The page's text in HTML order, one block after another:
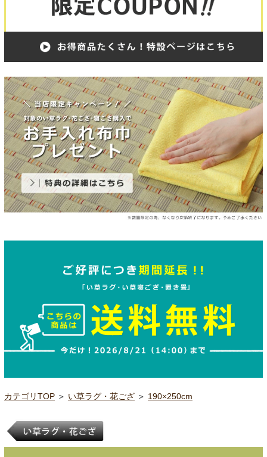
カテゴリTOP ＞ い草ラグ・花ござ ＞ 190×250cm